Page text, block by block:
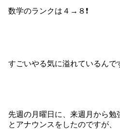
数学のランクは４→８❗️
すごいやる気に溢れているんで
先週の月曜日に、来週月から勉
とアナウンスをしたのですが、